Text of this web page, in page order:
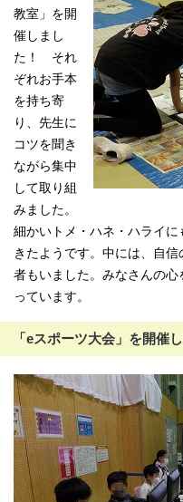
教室」を開
催しまし
た！ それ
ぞれお手本
を持ち寄
り、先生に
コツを聞き
ながら集中
して取り組
みました。
細かいトメ・ハネ・ハライ
きたようです。中には、自
者もいました。みなさんの
っています。
「eスポーツ大会」を開催